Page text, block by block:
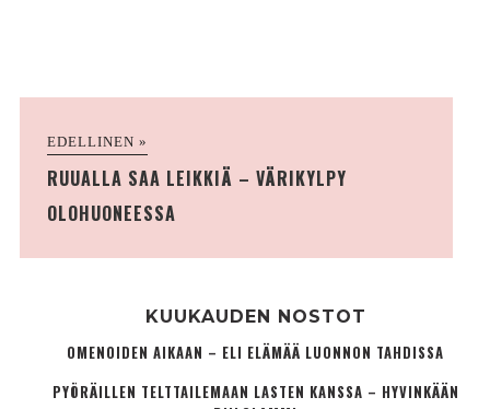
EDELLINEN »
RUUALLA SAA LEIKKIÄ – VÄRIKYLPY
OLOHUONEESSA
KUUKAUDEN NOSTOT
OMENOIDEN AIKAAN – ELI ELÄMÄÄ LUONNON TAHDISSA
PYÖRÄILLEN TELTTAILEMAAN LASTEN KANSSA – HYVINKÄÄN